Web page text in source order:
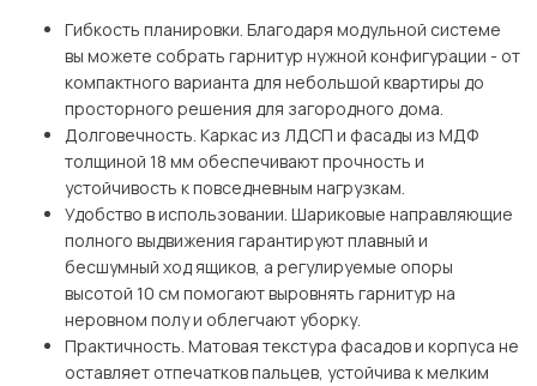
Гибкость планировки. Благодаря модульной системе
вы можете собрать гарнитур нужной конфигурации - от
компактного варианта для небольшой квартиры до
просторного решения для загородного дома.
Долговечность. Каркас из ЛДСП и фасады из МДФ
толщиной 18 мм обеспечивают прочность и
устойчивость к повседневным нагрузкам.
Удобство в использовании. Шариковые направляющие
полного выдвижения гарантируют плавный и
бесшумный ход ящиков, а регулируемые опоры
высотой 10 см помогают выровнять гарнитур на
неровном полу и облегчают уборку.
Практичность. Матовая текстура фасадов и корпуса не
оставляет отпечатков пальцев, устойчива к мелким